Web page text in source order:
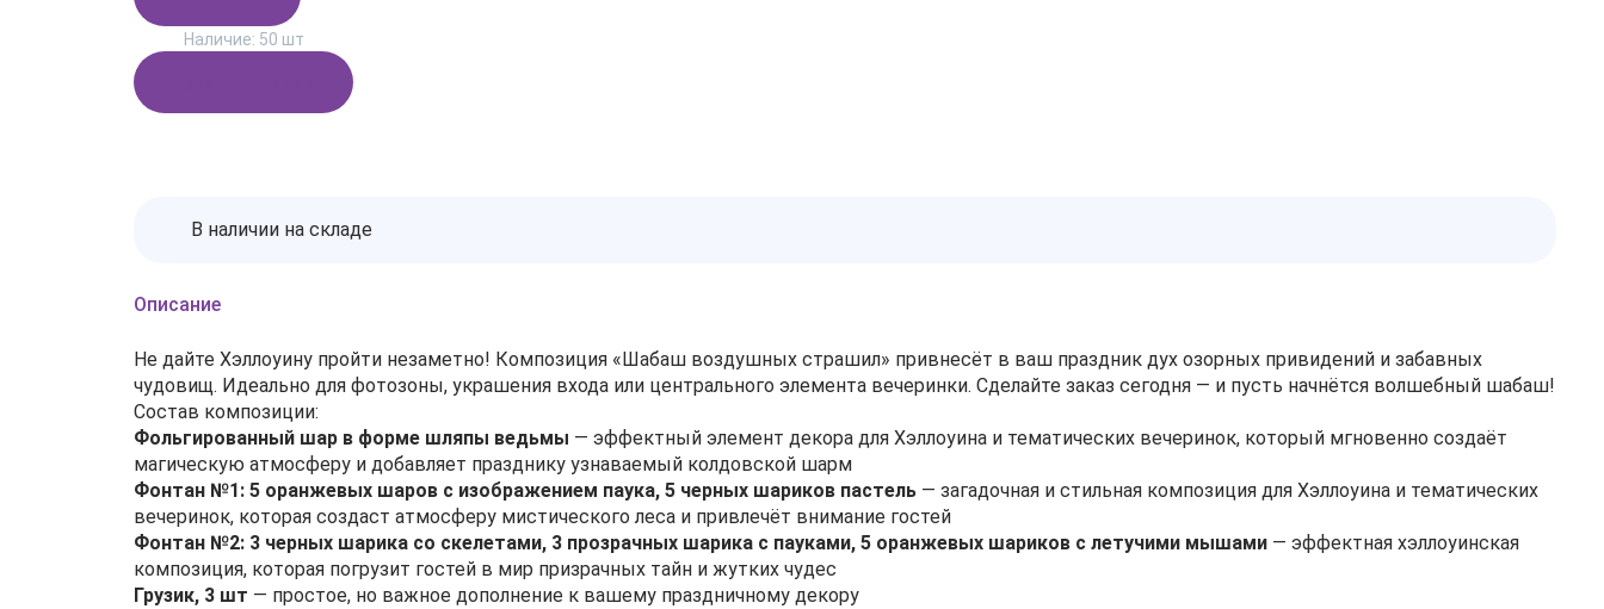
Наличие: 50 шт
В наличии на складе
Описание
Не дайте Хэллоуину пройти незаметно! Композиция «Шабаш воздушных страшил» привнесёт в ваш праздник дух озорных привидений и забавных
чудовищ. Идеально для фотозоны, украшения входа или центрального элемента вечеринки. Сделайте заказ сегодня — и пусть начнётся волшебный шабаш!
Состав композиции:
Фольгированный шар в форме шляпы ведьмы — эффектный элемент декора для Хэллоуина и тематических вечеринок, который мгновенно создаёт
магическую атмосферу и добавляет празднику узнаваемый колдовской шарм
Фонтан №1: 5 оранжевых шаров с изображением паука, 5 черных шариков пастель — загадочная и стильная композиция для Хэллоуина и тематических
вечеринок, которая создаст атмосферу мистического леса и привлечёт внимание гостей
Фонтан №2: 3 черных шарика со скелетами, 3 прозрачных шарика с пауками, 5 оранжевых шариков с летучими мышами — эффектная хэллоуинская
композиция, которая погрузит гостей в мир призрачных тайн и жутких чудес
Грузик, 3 шт — простое, но важное дополнение к вашему праздничному декору